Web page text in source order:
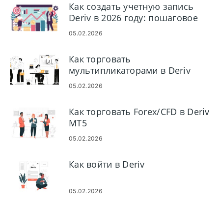
Как создать учетную запись
Deriv в 2026 году: пошаговое
руководство по регистрации
05.02.2026
Как торговать
мультипликаторами в Deriv
05.02.2026
Как торговать Forex/CFD в Deriv
MT5
05.02.2026
Как войти в Deriv
05.02.2026